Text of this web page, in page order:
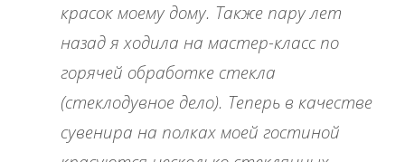
красок моему дому. Также пару лет
назад я ходила на мастер-класс по
горячей обработке стекла
(стеклодувное дело). Теперь в качестве
сувенира на полках моей гостиной